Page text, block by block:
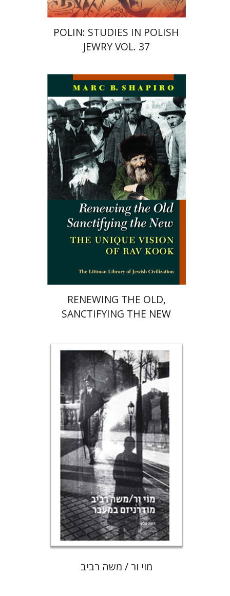
POLIN: STUDIES IN POLISH
JEWRY VOL. 37
מארק שפירו
הנחת אתר ספר מודפס
$38
$34
RENEWING THE OLD,
SANCTIFYING THE NEW
רונה סלע
הנחת אתר ספר מודפס
$89
$80
מוי ור / משה רביב